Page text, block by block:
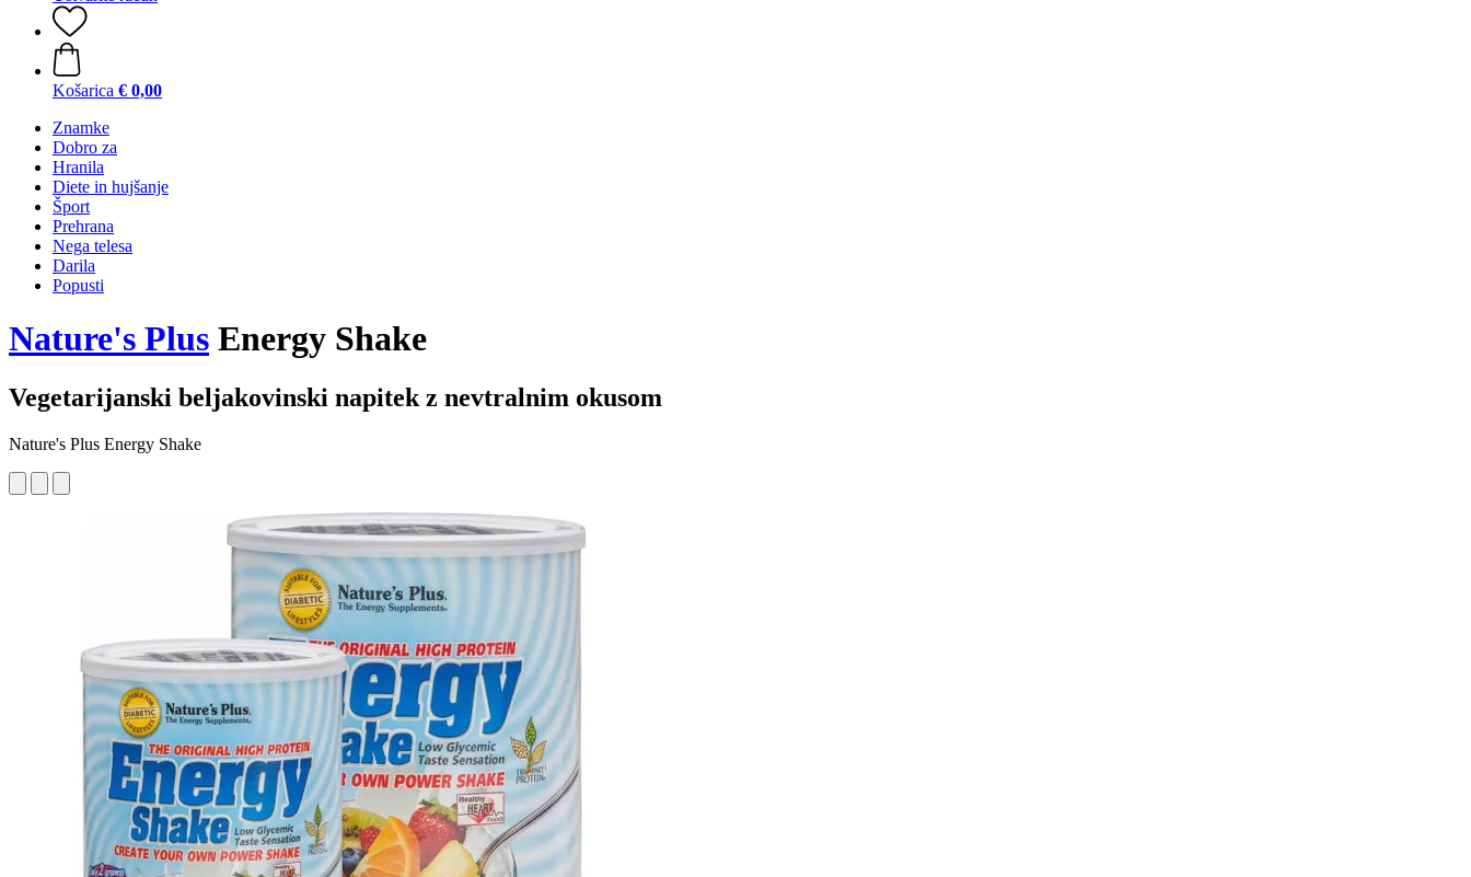
Košarica € 0,00
Znamke
Dobro za
Hranila
Diete in hujšanje
Šport
Prehrana
Nega telesa
Darila
Popusti
Nature's Plus Energy Shake
Vegetarijanski beljakovinski napitek z nevtralnim okusom
Nature's Plus Energy Shake